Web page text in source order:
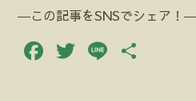
―この記事をSNSでシェア！―
Facebook
Twitter
Line